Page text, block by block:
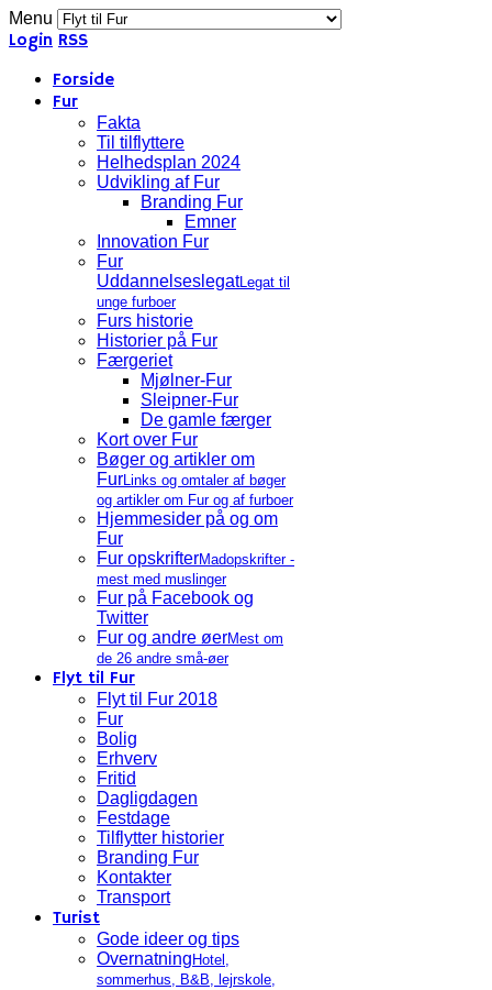
Menu
Login RSS
Forside
Fur
Fakta
Til tilflyttere
Helhedsplan 2024
Udvikling af Fur
Branding Fur
Emner
Innovation Fur
Fur
UddannelseslegatLegat til
unge furboer
Furs historie
Historier på Fur
Færgeriet
Mjølner-Fur
Sleipner-Fur
De gamle færger
Kort over Fur
Bøger og artikler om
FurLinks og omtaler af bøger
og artikler om Fur og af furboer
Hjemmesider på og om
Fur
Fur opskrifterMadopskrifter -
mest med muslinger
Fur på Facebook og
Twitter
Fur og andre øerMest om
de 26 andre små-øer
Flyt til Fur
Flyt til Fur 2018
Fur
Bolig
Erhverv
Fritid
Dagligdagen
Festdage
Tilflytter historier
Branding Fur
Kontakter
Transport
Turist
Gode ideer og tips
Overnatning Hotel,
sommerhus, B&B, lejrskole,